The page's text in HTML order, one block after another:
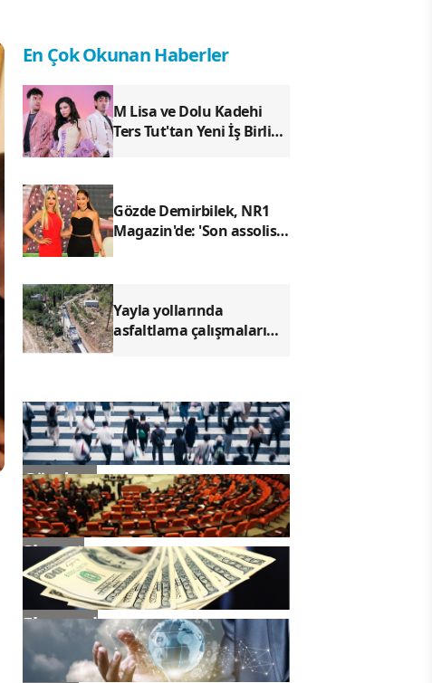
En Çok Okunan Haberler
M Lisa ve Dolu Kadehi
Ters Tut'tan Yeni İş Birliği:
Gözde Demirbilek, NR1
Magazin'de: 'Son assolist
Yayla yollarında
asfaltlama çalışmaları
Gündem
Siyaset
Ekonomi